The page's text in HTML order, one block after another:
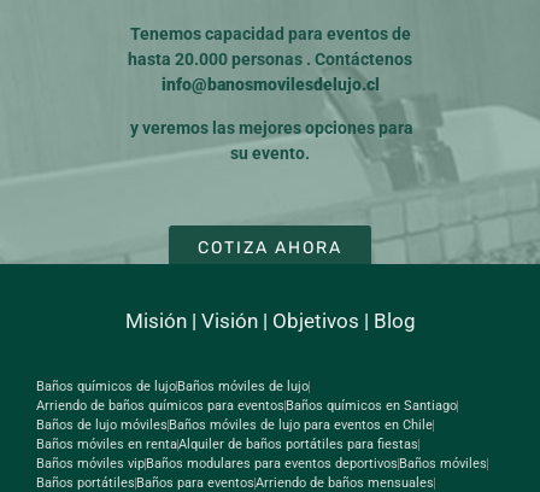
Tenemos capacidad para eventos de
hasta 20.000 personas . Contáctenos
info@banosmovilesdelujo.cl
y veremos las mejores opciones para
su evento.
COTIZA AHORA
Misión| Visión| Objetivos | Blog
Baños químicos de lujoBaños móviles de lujo
Arriendo de baños químicos para eventos Baños químicos en Santiago
Baños de lujo móviles Baños móviles de lujo para eventos en Chile
Baños móviles en rentaAlquiler de baños portátiles para fiestas
Baños móviles vipBaños modulares para eventos deportivos Baños móviles
Baños portátiles Baños para eventosArriendo de baños mensuales